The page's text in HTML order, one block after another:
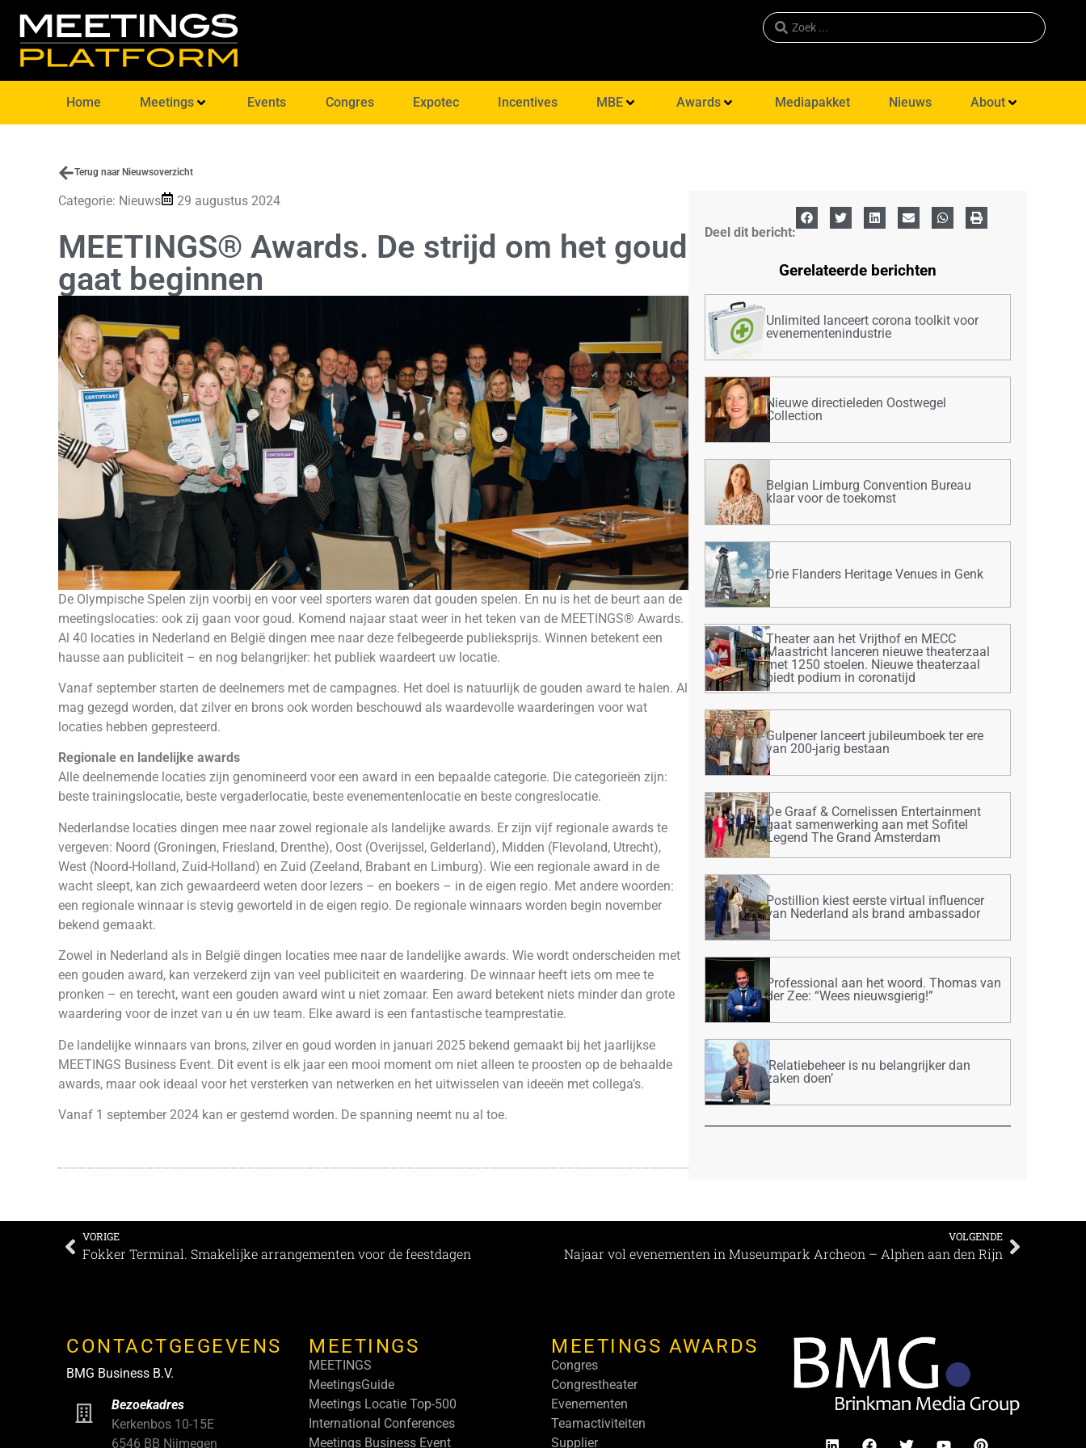
Home Meetings Events Congres Expotec Incentives MBE Awards Mediapakket Nieuws About
Terug naar Nieuwsoverzicht
Categorie: Nieuws 29 augustus 2024
MEETINGS® Awards. De strijd om het goud
gaat beginnen
De Olympische Spelen zijn voorbij en voor veel sporters waren dat gouden spelen. En nu is het de beurt aan de
meetingslocaties: ook zij gaan voor goud. Komend najaar staat weer in het teken van de MEETINGS® Awards.
Al 40 locaties in Nederland en België dingen mee naar deze felbegeerde publieksprijs. Winnen betekent een
hausse aan publiciteit – en nog belangrijker: het publiek waardeert uw locatie.
Vanaf september starten de deelnemers met de campagnes. Het doel is natuurlijk de gouden award te halen. Al
mag gezegd worden, dat zilver en brons ook worden beschouwd als waardevolle waarderingen voor wat
locaties hebben gepresteerd.
Regionale en landelijke awards
Alle deelnemende locaties zijn genomineerd voor een award in een bepaalde categorie. Die categorieën zijn:
beste trainingslocatie, beste vergaderlocatie, beste evenementenlocatie en beste congreslocatie.
Nederlandse locaties dingen mee naar zowel regionale als landelijke awards. Er zijn vijf regionale awards te
vergeven: Noord (Groningen, Friesland, Drenthe), Oost (Overijssel, Gelderland), Midden (Flevoland, Utrecht),
West (Noord-Holland, Zuid-Holland) en Zuid (Zeeland, Brabant en Limburg). Wie een regionale award in de
wacht sleept, kan zich gewaardeerd weten door lezers – en boekers – in de eigen regio. Met andere woorden:
een regionale winnaar is stevig geworteld in de eigen regio. De regionale winnaars worden begin november
bekend gemaakt.
Zowel in Nederland als in België dingen locaties mee naar de landelijke awards. Wie wordt onderscheiden met
een gouden award, kan verzekerd zijn van veel publiciteit en waardering. De winnaar heeft iets om mee te
pronken – en terecht, want een gouden award wint u niet zomaar. Een award betekent niets minder dan grote
waardering voor de inzet van u én uw team. Elke award is een fantastische teamprestatie.
De landelijke winnaars van brons, zilver en goud worden in januari 2025 bekend gemaakt bij het jaarlijkse
MEETINGS Business Event. Dit event is elk jaar een mooi moment om niet alleen te proosten op de behaalde
awards, maar ook ideaal voor het versterken van netwerken en het uitwisselen van ideeën met collega’s.
Vanaf 1 september 2024 kan er gestemd worden. De spanning neemt nu al toe.
Deel dit bericht:
Gerelateerde berichten
Unlimited lanceert corona toolkit voor
evenementenindustrie
Nieuwe directieleden Oostwegel
Collection
Belgian Limburg Convention Bureau
klaar voor de toekomst
Drie Flanders Heritage Venues in Genk
Theater aan het Vrijthof en MECC
Maastricht lanceren nieuwe theaterzaal
met 1250 stoelen. Nieuwe theaterzaal
biedt podium in coronatijd
Gulpener lanceert jubileumboek ter ere
van 200-jarig bestaan
De Graaf & Cornelissen Entertainment
gaat samenwerking aan met Sofitel
Legend The Grand Amsterdam
Postillion kiest eerste virtual influencer
van Nederland als brand ambassador
Professional aan het woord. Thomas van
der Zee: “Wees nieuwsgierig!”
‘Relatiebeheer is nu belangrijker dan
zaken doen’
VORIGE
Fokker Terminal. Smakelijke arrangementen voor de feestdagen
VOLGENDE
Najaar vol evenementen in Museumpark Archeon – Alphen aan den Rijn
CONTACTGEGEVENS
BMG Business B.V.
Bezoekadres
Kerkenbos 10-15E
6546 BB Nijmegen
MEETINGS
MEETINGS
MeetingsGuide
Meetings Locatie Top-500
International Conferences
Meetings Business Event
MEETINGS AWARDS
Congres
Congrestheater
Evenementen
Teamactiviteiten
Supplier